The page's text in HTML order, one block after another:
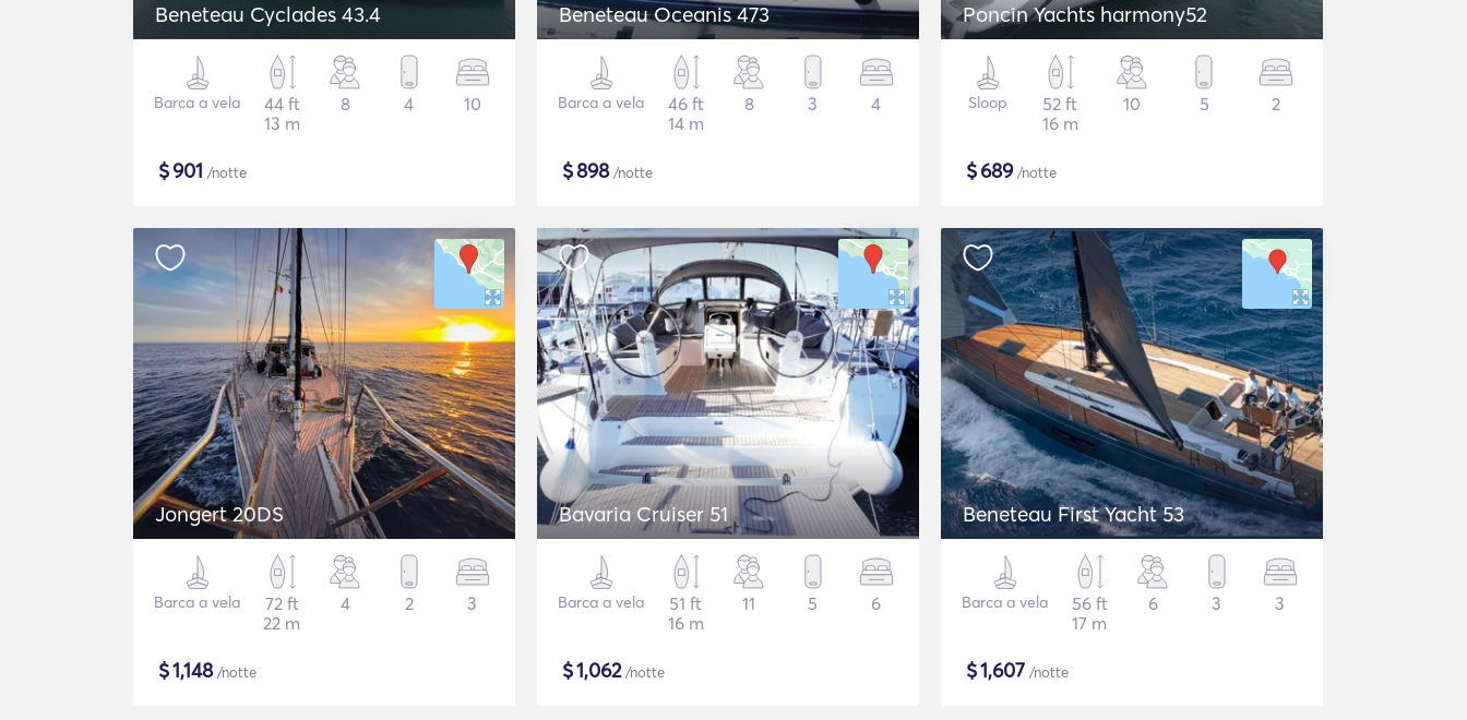
Beneteau Cyclades 43.4
Barca a vela
44 ft
13 m
8 4 10
$901 /notte
Beneteau Oceanis 473
Barca a vela
46 ft
14 m
8 3 4
$898/notte
Poncin Yachts harmony52
Sloop
52 ft
16 m
10 5 2
$689/notte
Jongert 20DS
Barca a vela
72 ft
22 m
4 2 3
$1,148/notte
Bavaria Cruiser 51
Barca a vela
51 ft
16 m
11 5 6
$1,062/notte
Beneteau First Yacht 53
Barca a vela
56 ft
17 m
6 3 3
$1,607 /notte